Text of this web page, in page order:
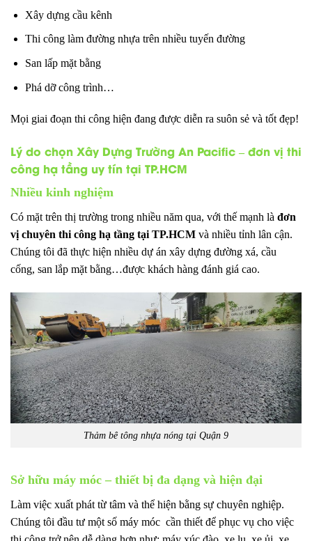
Xây dựng cầu kênh
Thi công làm đường nhựa trên nhiều tuyến đường
San lấp mặt bằng
Phá dỡ công trình…
Mọi giai đoạn thi công hiện đang được diễn ra suôn sẻ và tốt đẹp!
Lý do chọn Xây Dựng Trường An Pacific – đơn vị thi
công hạ tầng uy tín tại TP.HCM
Nhiều kinh nghiệm
Có mặt trên thị trường trong nhiều năm qua, với thế mạnh là đơn
vị chuyên thi công hạ tầng tại TP.HCM và nhiều tỉnh lân cận.
Chúng tôi đã thực hiện nhiều dự án xây dựng đường xá, cầu
cống, san lắp mặt bằng…được khách hàng đánh giá cao.
Thảm bê tông nhựa nóng tại Quận 9
Sở hữu máy móc – thiết bị đa dạng và hiện đại
Làm việc xuất phát từ tâm và thể hiện bằng sự chuyên nghiệp.
Chúng tôi đầu tư một số máy móc cần thiết để phục vụ cho việc